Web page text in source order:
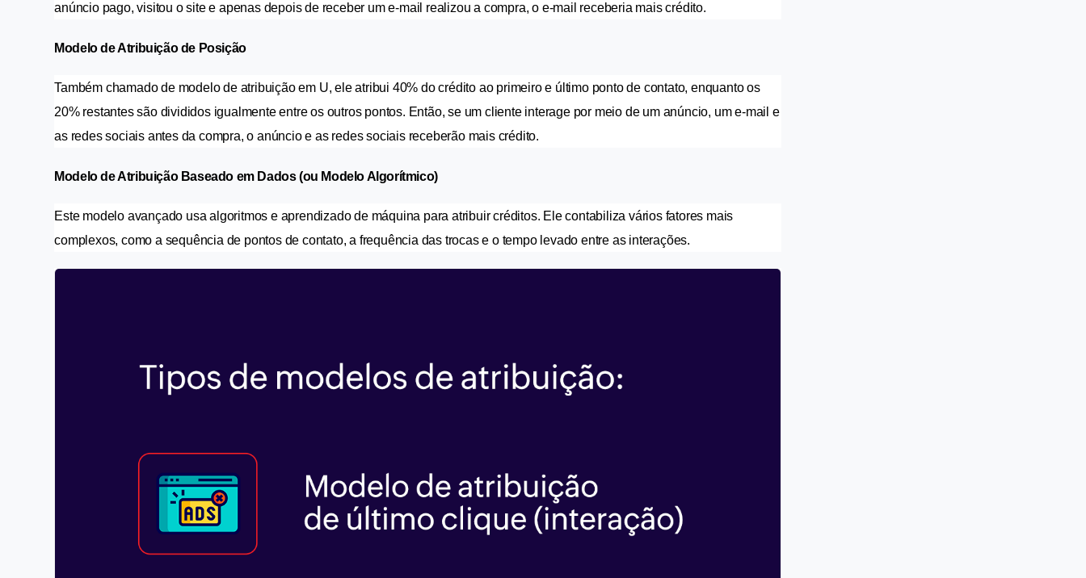
anúncio pago, visitou o site e apenas depois de receber um e-mail realizou a compra, o e-mail receberia mais crédito.
Modelo de Atribuição de Posição
Também chamado de modelo de atribuição em U, ele atribui 40% do crédito ao primeiro e último ponto de contato, enquanto os
20% restantes são divididos igualmente entre os outros pontos. Então, se um cliente interage por meio de um anúncio, um e-mail e
as redes sociais antes da compra, o anúncio e as redes sociais receberão mais crédito.
Modelo de Atribuição Baseado em Dados (ou Modelo Algorítmico)
Este modelo avançado usa algoritmos e aprendizado de máquina para atribuir créditos. Ele contabiliza vários fatores mais
complexos, como a sequência de pontos de contato, a frequência das trocas e o tempo levado entre as interações.